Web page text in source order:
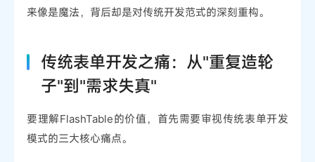
来像是魔法，背后却是对传统开发范式的深刻重构。
传统表单开发之痛：从"重复造轮
子"到"需求失真"
要理解FlashTable的价值，首先需要审视传统表单开发
模式的三大核心痛点。